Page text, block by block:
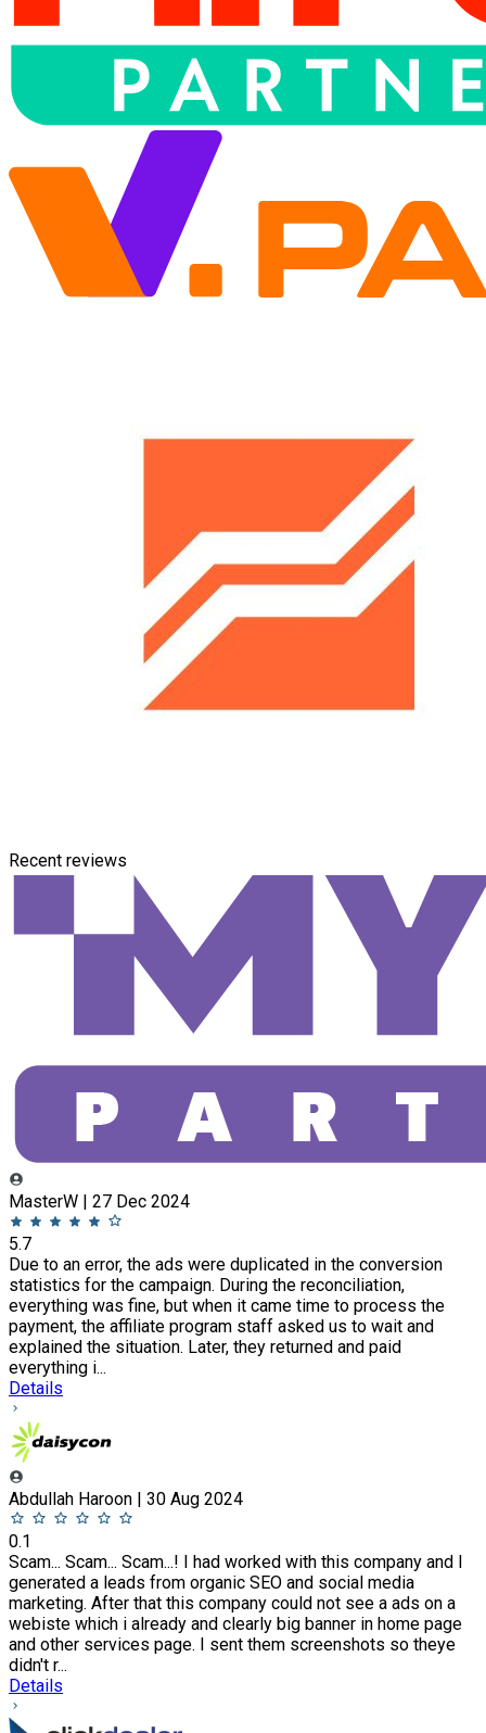
Recent reviews
MasterW | 27 Dec 2024
5.7
Due to an error, the ads were duplicated in the conversion
statistics for the campaign. During the reconciliation,
everything was fine, but when it came time to process the
payment, the affiliate program staff asked us to wait and
explained the situation. Later, they returned and paid
everything i...
Details
Abdullah Haroon | 30 Aug 2024
0.1
Scam... Scam... Scam...! I had worked with this company and I
generated a leads from organic SEO and social media
marketing. After that this company could not see a ads on a
webiste which i already and clearly big banner in home page
and other services page. I sent them screenshots so theye
didn't r...
Details